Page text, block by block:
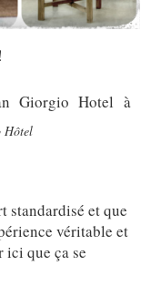
Hôtel
standardisé et que
véritable et
ici que ça se